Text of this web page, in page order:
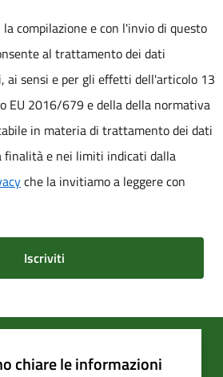
la compilazione e con l'invio di questo
al trattamento dei dati
ai sensi e per gli effetti dell'articolo 13
EU 2016/679 e della della normativa
in materia di trattamento dei dati
finalità e nei limiti indicati dalla
che la invitiamo a leggere con
chiare le informazioni